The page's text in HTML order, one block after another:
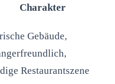
Charakter
Gebäude,
Restaurantszene